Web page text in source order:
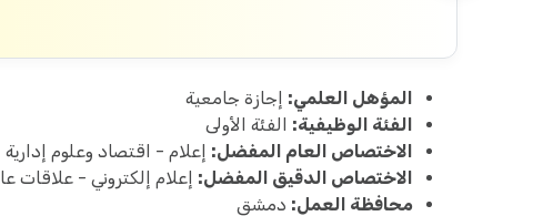
المؤهل العلمي: إجازة جامعية
الفئة الوظيفية: الفئة الأولى
الاختصاص العام المفضل: إعلام - اقتصاد وعلوم إدارية
الاختصاص الدقيق المفضل: إعلام إلكتروني - علاقات
محافظة العمل: دمشق